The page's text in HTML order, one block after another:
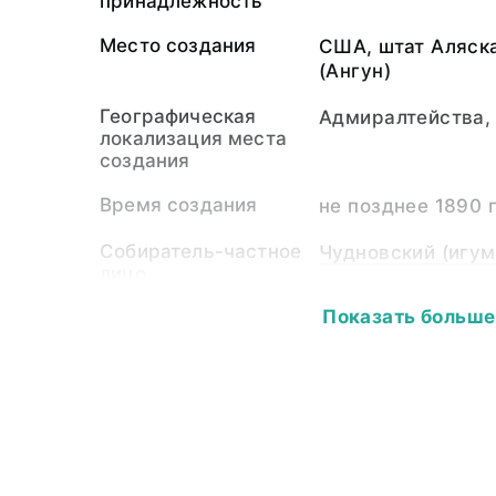
Место создания
США, штат
(Ангун)
Географическая
локализация места
создания
Адмиралтейства,
Время создания не позднее 1890
Собиратель-частное
Чудновский
рог сибирского
Показать больше